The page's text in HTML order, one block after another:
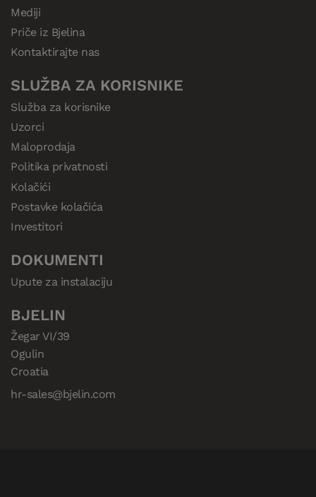
Mediji
Priče iz Bjelina
Kontaktirajte nas
SLUŽBA ZA KORISNIKE
Služba za korisnike
Uzorci
Maloprodaja
Politika privatnosti
Kolačići
Postavke kolačića
Investitori
DOKUMENTI
Upute za instalaciju
BJELIN
Žegar VI/39
Ogulin
Croatia
hr-sales@bjelin.com